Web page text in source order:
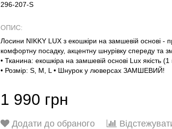
296-207-S
ОПИС:
Лосини NIKKY LUX з екошкіри на замшевій основі -
комфортну посадку, акцентну шнурівку спереду та
• Тканина: екошкіра на замшевій основі Lux якість
• Розмір: S, M, L • Шнурок у люверсах ЗАМШЕВИЙ!
1 990 грн
Додати до обраного